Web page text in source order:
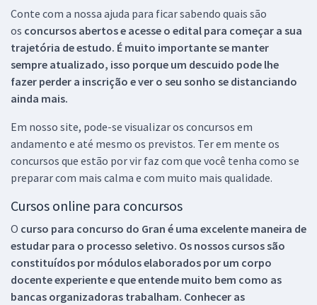
Conte com a nossa ajuda para ficar sabendo quais são
os concursos abertos e acesse o edital para começar a sua
trajetória de estudo. É muito importante se manter
sempre atualizado, isso porque um descuido pode lhe
fazer perder a inscrição e ver o seu sonho se distanciando
ainda mais.
Em nosso site, pode-se visualizar os concursos em
andamento e até mesmo os previstos. Ter em mente os
concursos que estão por vir faz com que você tenha como se
preparar com mais calma e com muito mais qualidade.
Cursos online para concursos
O curso para concurso do Gran é uma excelente maneira de
estudar para o processo seletivo. Os nossos cursos são
constituídos por módulos elaborados por um corpo
docente experiente e que entende muito bem como as
bancas organizadoras trabalham. Conhecer as